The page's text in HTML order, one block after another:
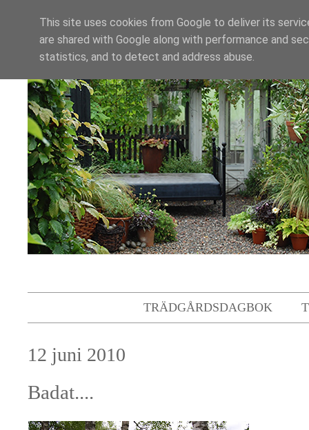
TRÄDGÅRDSDAGBOK
12 juni 2010
Badat....
This site uses cookies from Google to deliver its
are shared with Google along with performance and
statistics, and to detect and address abuse.